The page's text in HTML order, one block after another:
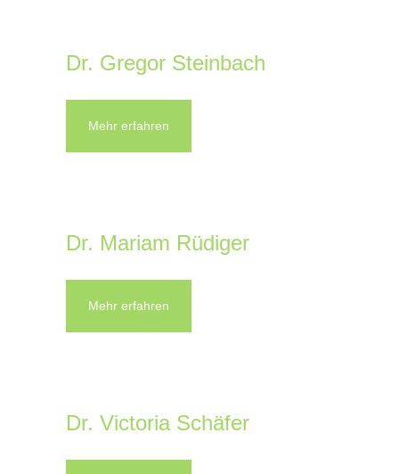
Dr. Gregor Steinbach
Mehr erfahren
Dr. Mariam Rüdiger
Mehr erfahren
Dr. Victoria Schäfer